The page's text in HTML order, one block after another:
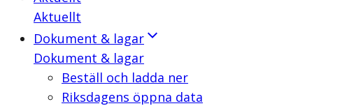
Aktuellt
Dokument & lagar
Dokument & lagar
Beställ och ladda ner
Riksdagens öppna data